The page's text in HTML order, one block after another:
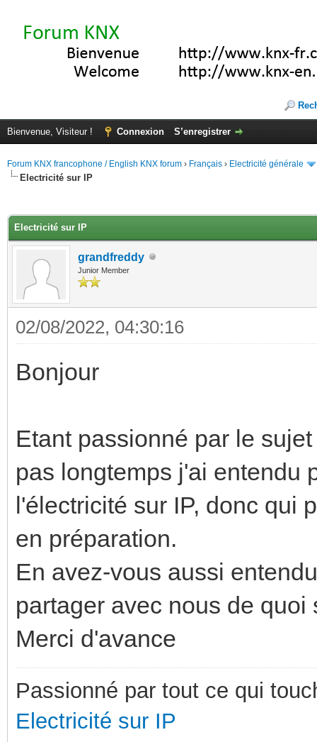
Bienvenue, Visiteur ! Connexion S’enregistrer
Forum KNX francophone / English KNX forum › Français › Electricité générale
Electricité sur IP
Electricité sur IP
grandfreddy
Junior Member
02/08/2022, 04:30:16
Bonjour
Etant passionné par le
pas longtemps j'ai entendu
l'électricité sur IP, donc qui
en préparation.
En avez-vous aussi
partager avec nous de
Merci d'avance
Passionné par tout ce qui
Electricité sur IP